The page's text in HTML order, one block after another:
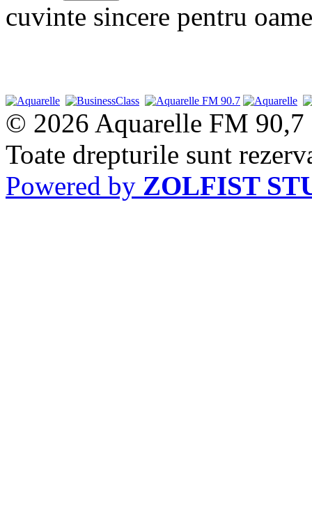
cuvinte sincere pentru
© 2026 Aquarelle FM 90,7
Toate drepturile sunt
Powered by ZOLFIST